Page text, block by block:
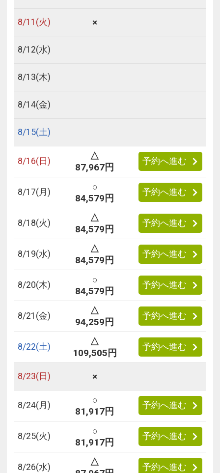
8/11 (火) ×
8/12(水)
8/13(木)
8/14(金)
8/15(土)
8/16(日)
△
87,967円
予約へ進む
8/17(月)
○
84,579円
予約へ進む
8/18(火)
△
84,579円
予約へ進む
8/19(水)
△
84,579円
予約へ進む
8/20(木)
○
84,579円
予約へ進む
8/21 (金)
△
94,259円
予約へ進む
8/22(土)
△
109,505円
予約へ進む
8/23(日) ×
8/24(月)
○
81,917円
予約へ進む
8/25(火)
○
81,917円
予約へ進む
8/26(水)
△
予約へ進む